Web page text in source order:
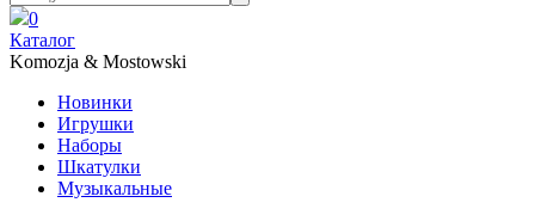
0
Каталог
Komozja & Mostowski
Новинки
Игрушки
Наборы
Шкатулки
Музыкальные